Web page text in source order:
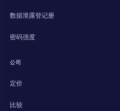
数据泄露登记册
密码强度
公司
定价
比较